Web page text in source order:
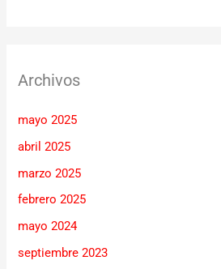
Archivos
mayo 2025
abril 2025
marzo 2025
febrero 2025
mayo 2024
septiembre 2023